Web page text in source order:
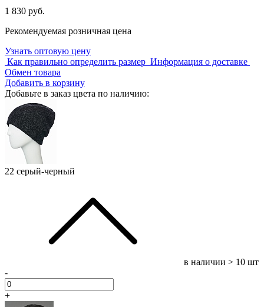
1 830 руб.
Рекомендуемая розничная цена
Узнать оптовую цену
Как правильно определить размер Информация о доставке
Обмен товара
Добавить в корзину
Добавьте в заказ цвета по наличию:
22 серый-черный
в наличии > 10 шт
-
+